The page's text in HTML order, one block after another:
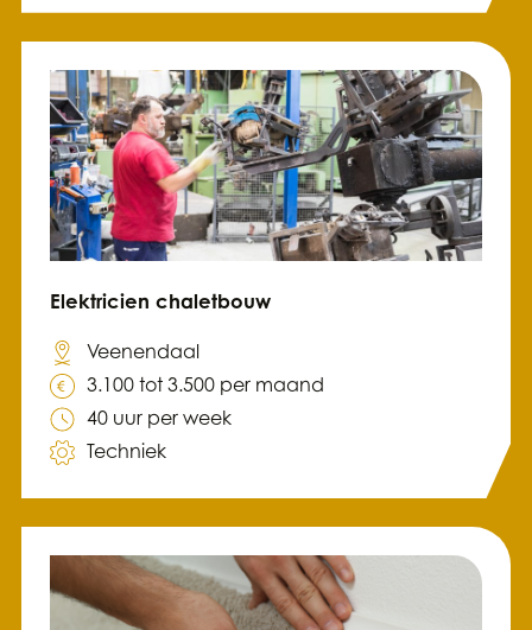
Elektricien chaletbouw
Veenendaal
3.100 tot 3.500 per maand
40 uur per week
Techniek